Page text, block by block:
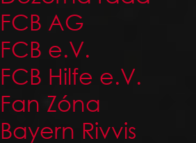
FCB AG
FCB e.V.
FCB Hilfe e.V.
Fan Zóna
Bayern Rivvis